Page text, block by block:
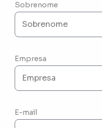
Sobrenome
Empresa
E-mail